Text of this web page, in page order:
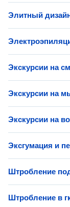
Элитный
Экскурсии на
Экскурсии на
Экскурсии на
Эксгумация и
Штробление
Штробление в